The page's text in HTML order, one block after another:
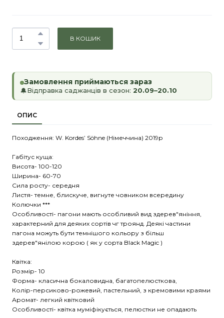
В КОШИК
Замовлення приймаються зараз
🔔Відправка саджанців в сезон: 20.09–20.10
ОПИС
Походження: W. Kordes’ Söhne (Німеччина) 2019р
Габітус куща:
Висота- 100-120
Ширина- 60-70
Сила росту- середня
Листя- темне, блискуче, вигнуте човником всередину
Колючки ***
Особливості- пагони мають особливий вид здерев"яніння,
характерний для деяких сортів чг троянд. Деякі частини
пагона можуть бути темнішого кольору з більш
здерев"янілою корою ( як у сорта Black Magic )
Квітка:
Розмір- 10
Форма- класична бокаловидна, багатопелюсткова,
Колір-персиково-рожевий, пастельний, з кремовими краями
Аромат- легкий квітковий
Особливості- квітка муміфікується, пелюстки не опадають